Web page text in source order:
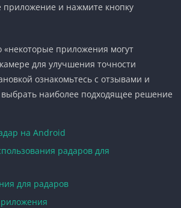
приложение и нажмите кнопку
приложения могут
для улучшения точности
ознакомьтесь с отзывами и
наиболее подходящее решение
на Android
радаров для
для радаров